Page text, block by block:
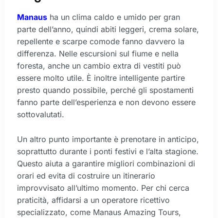
Manaus ha un clima caldo e umido per gran
parte dell’anno, quindi abiti leggeri, crema solare,
repellente e scarpe comode fanno davvero la
differenza. Nelle escursioni sul fiume e nella
foresta, anche un cambio extra di vestiti può
essere molto utile. È inoltre intelligente partire
presto quando possibile, perché gli spostamenti
fanno parte dell’esperienza e non devono essere
sottovalutati.
Un altro punto importante è prenotare in anticipo,
soprattutto durante i ponti festivi e l’alta stagione.
Questo aiuta a garantire migliori combinazioni di
orari ed evita di costruire un itinerario
improvvisato all’ultimo momento. Per chi cerca
praticità, affidarsi a un operatore ricettivo
specializzato, come Manaus Amazing Tours,